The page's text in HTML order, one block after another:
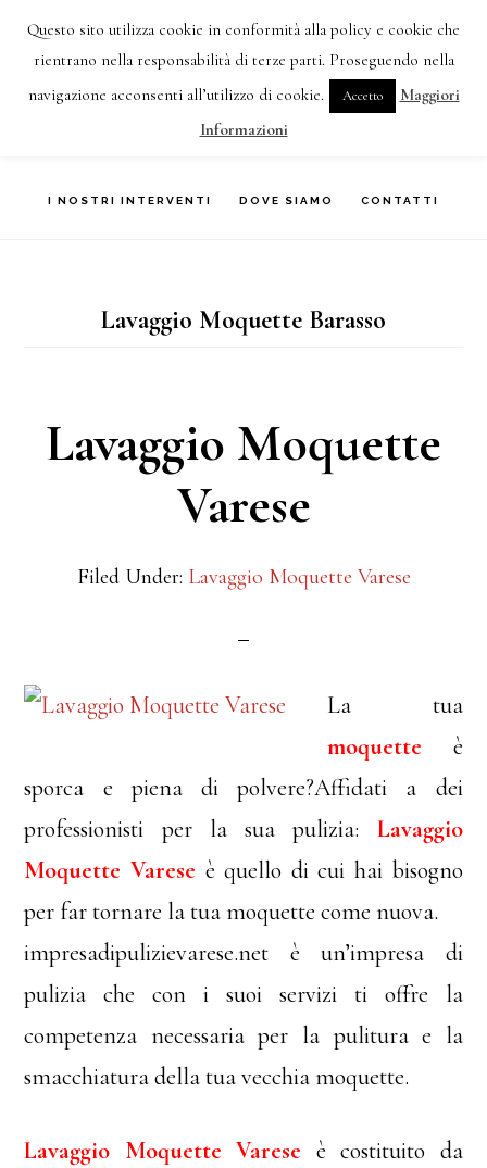
Skip
main
IMPRESA DI PULIZIE VARESE TEL:
3477387355
CHI SIAMO COSA FACCIAMO
I NOSTRI INTERVENTI DOVE SIAMO CONTATTI
Lavaggio Moquette Barasso
Lavaggio Moquette
Varese
Filed Under: Lavaggio Moquette Varese
La tua
moquette
è
sporca e piena di polvere?Affidati a dei
professionisti per la sua pulizia: Lavaggio
Moquette Varese è quello di cui hai bisogno
per far tornare la tua moquette come nuova.
impresadipulizievarese.net è un’impresa di
pulizia che con i suoi servizi ti offre la
competenza necessaria per la pulitura e la
smacchiatura della tua vecchia moquette.
Lavaggio Moquette Varese è costituito da
Questo sito utilizza cookie in conformità alla policy e cookie che
rientrano nella responsabilità di terze parti. Proseguendo nella
navigazione acconsenti all’utilizzo di cookie.
Accetto
Maggiori
Informazioni